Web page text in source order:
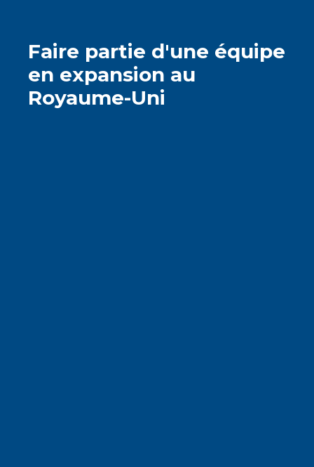
Faire partie d'une équipe
en expansion au
Royaume-Uni